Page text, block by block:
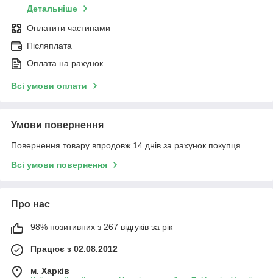
Детальніше
Оплатити частинами
Післяплата
Оплата на рахунок
Всі умови оплати
Умови повернення
Повернення товару впродовж 14 днів за рахунок покупця
Всі умови повернення
Про нас
98% позитивних з 267 відгуків за рік
Працює з 02.08.2012
м. Харків